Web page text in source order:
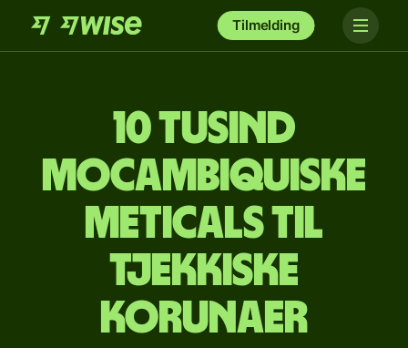
Tilmelding
10 tusind
mocambiquiske
meticals til
tjekkiske
korunaer